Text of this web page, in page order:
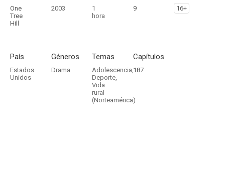
One
Tree
Hill
2003
1
hora
9 16+
País
Estados
Unidos
Géneros
Drama
Temas
Adolescencia,
Deporte,
Vida
rural
(Norteamérica)
Capítulos
187